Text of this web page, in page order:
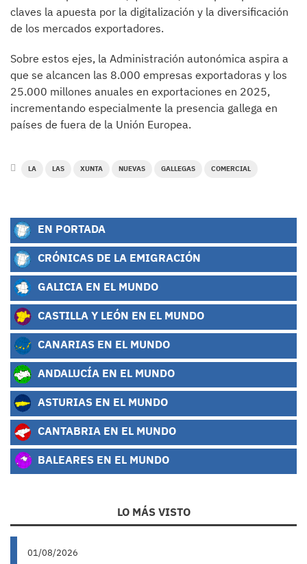
claves la apuesta por la digitalización y la diversificación
de los mercados exportadores.
Sobre estos ejes, la Administración autonómica aspira a
que se alcancen las 8.000 empresas exportadoras y los
25.000 millones anuales en exportaciones en 2025,
incrementando especialmente la presencia gallega en
países de fuera de la Unión Europea.
LA LAS XUNTA NUEVAS GALLEGAS COMERCIAL
EN PORTADA
CRÓNICAS DE LA EMIGRACIÓN
GALICIA EN EL MUNDO
CASTILLA Y LEÓN EN EL MUNDO
CANARIAS EN EL MUNDO
ANDALUCÍA EN EL MUNDO
ASTURIAS EN EL MUNDO
CANTABRIA EN EL MUNDO
BALEARES EN EL MUNDO
LO MÁS VISTO
01/08/2026